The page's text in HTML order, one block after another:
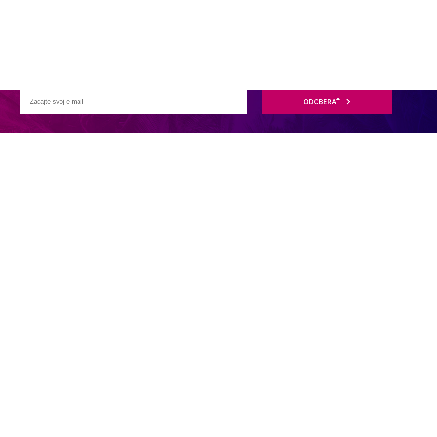
reštaurácia (francúzska, ázijská, talianska, morské plody), gril bar na pláži, pizzeria, kaviareň, 2 ďalšie reštaurácie pre členov klubu
pre členov klubu Preferred, 4 bazény (1 z toho iba pre členov klubu Preferred club), vírivky, bankomat, fitness centrum.
garantovať.
uvedené vybavenie):
view:
poskytované iba 2 postele typu queen.
ODOBERAŤ